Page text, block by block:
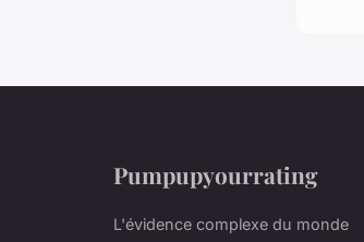
Pumpupyourrating
L'évidence complexe du monde